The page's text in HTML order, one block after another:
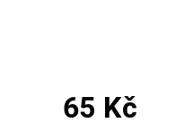
65 Kč